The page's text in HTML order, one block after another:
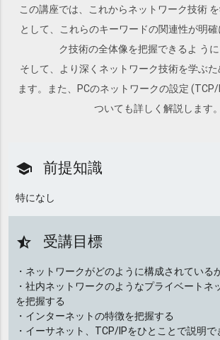
この講座では、これからネットワーク技術
として、これらのキーワードの関連性が明
ク技術の全体像を把握できるよ うに
そして、より深くネットワーク技術を学ぶ
ます。また、PCのネットワークの設定
ついても詳しく解説します。
school 前提知識
特になし
star_half 受講目標
・ネットワークがどのように構成されている
・社内ネットワークのようなプライベートネ
を把握する
・インターネットの特徴を把握する
・イーサネット、TCP/IPをひとことで説明で